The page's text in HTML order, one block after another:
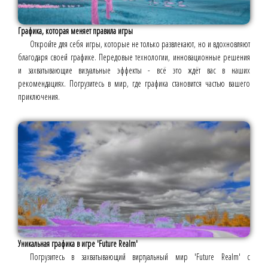
Графика, которая меняет правила игры
Откройте для себя игры, которые не только развлекают, но и вдохновляют
благодаря своей графике. Передовые технологии, инновационные решения
и захватывающие визуальные эффекты - всё это ждёт вас в наших
рекомендациях. Погрузитесь в мир, где графика становится частью вашего
приключения.
Уникальная графика в игре 'Future Realm'
Погрузитесь в захватывающий виртуальный мир 'Future Realm' с